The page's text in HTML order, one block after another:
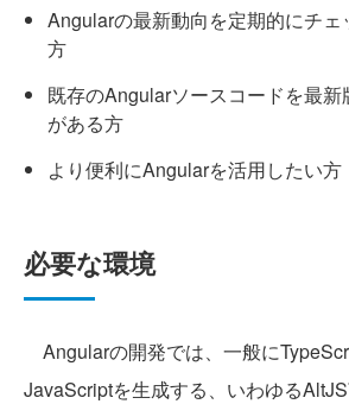
Angularの最新動向を定期的にチェ
方
既存のAngularソースコードを最
がある方
より便利にAngularを活用したい方
必要な環境
Angularの開発では、一般に
JavaScriptを生成する、いわゆる